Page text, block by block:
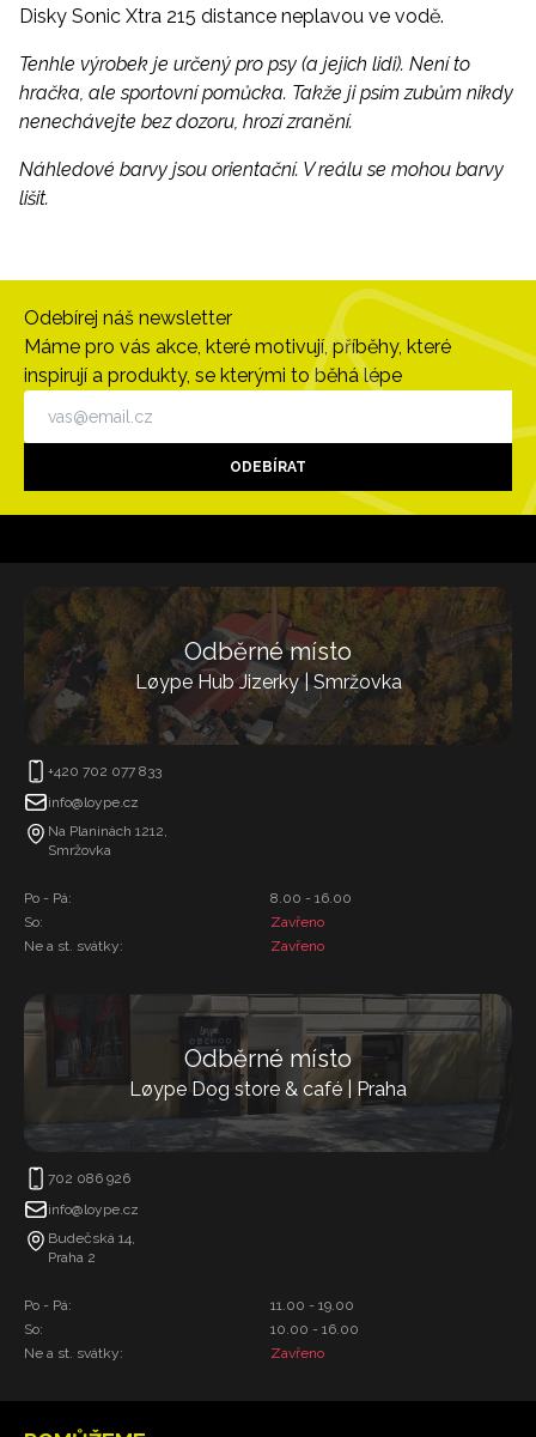
Disky Sonic Xtra 215 distance neplavou ve vodě.
Tenhle výrobek je určený pro psy (a jejich lidi). Není to
hračka, ale sportovní pomůcka. Takže ji psím zubům nikdy
nenechávejte bez dozoru, hrozí zranění.
Náhledové barvy jsou orientační. V reálu se mohou barvy
lišit.
Odebírej náš newsletter
Máme pro vás akce, které motivují, příběhy, které
inspirují a produkty, se kterými to běhá lépe
ODEBÍRAT
Odběrné místo
Løype Hub Jizerky | Smržovka
+420 702 077 833
info@loype.cz
Na Planinách 1212,
Smržovka
Po - Pá:
So:
Ne a st. svátky:
8.00 - 16.00
Zavřeno
Zavřeno
Odběrné místo
Løype Dog store & café | Praha
702 086 926
info@loype.cz
Budečská 14,
Praha 2
Po - Pá:
So:
Ne a st. svátky:
11.00 - 19.00
10.00 - 16.00
Zavřeno